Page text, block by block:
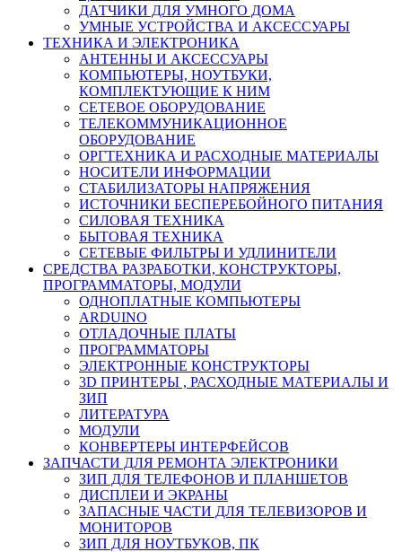
ДАТЧИКИ ДЛЯ УМНОГО ДОМА
УМНЫЕ УСТРОЙСТВА И АКСЕССУАРЫ
ТЕХНИКА И ЭЛЕКТРОНИКА
АНТЕННЫ И АКСЕССУАРЫ
КОМПЬЮТЕРЫ, НОУТБУКИ,
КОМПЛЕКТУЮЩИЕ К НИМ
СЕТЕВОЕ ОБОРУДОВАНИЕ
ТЕЛЕКОММУНИКАЦИОННОЕ
ОБОРУДОВАНИЕ
ОРГТЕХНИКА И РАСХОДНЫЕ МАТЕРИАЛЫ
НОСИТЕЛИ ИНФОРМАЦИИ
СТАБИЛИЗАТОРЫ НАПРЯЖЕНИЯ
ИСТОЧНИКИ БЕСПЕРЕБОЙНОГО ПИТАНИЯ
СИЛОВАЯ ТЕХНИКА
БЫТОВАЯ ТЕХНИКА
СЕТЕВЫЕ ФИЛЬТРЫ И УДЛИНИТЕЛИ
СРЕДСТВА РАЗРАБОТКИ, КОНСТРУКТОРЫ,
ПРОГРАММАТОРЫ, МОДУЛИ
ОДНОПЛАТНЫЕ КОМПЬЮТЕРЫ
ARDUINO
ОТЛАДОЧНЫЕ ПЛАТЫ
ПРОГРАММАТОРЫ
ЭЛЕКТРОННЫЕ КОНСТРУКТОРЫ
3D ПРИНТЕРЫ , РАСХОДНЫЕ МАТЕРИАЛЫ И
ЗИП
ЛИТЕРАТУРА
МОДУЛИ
КОНВЕРТЕРЫ ИНТЕРФЕЙСОВ
ЗАПЧАСТИ ДЛЯ РЕМОНТА ЭЛЕКТРОНИКИ
ЗИП ДЛЯ ТЕЛЕФОНОВ И ПЛАНШЕТОВ
ДИСПЛЕИ И ЭКРАНЫ
ЗАПАСНЫЕ ЧАСТИ ДЛЯ ТЕЛЕВИЗОРОВ И
МОНИТОРОВ
ЗИП ДЛЯ НОУТБУКОВ, ПК